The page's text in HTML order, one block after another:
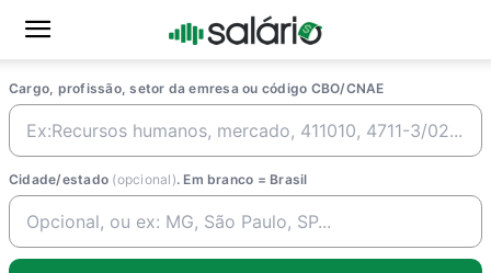
Cargo, profissão, setor da emresa ou código CBO/CNAE
Cidade/estado (opcional). Em branco = Brasil